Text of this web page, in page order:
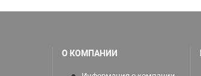
О КОМПАНИИ